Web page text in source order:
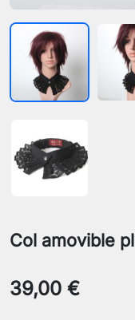
Col amovible
39,00 €